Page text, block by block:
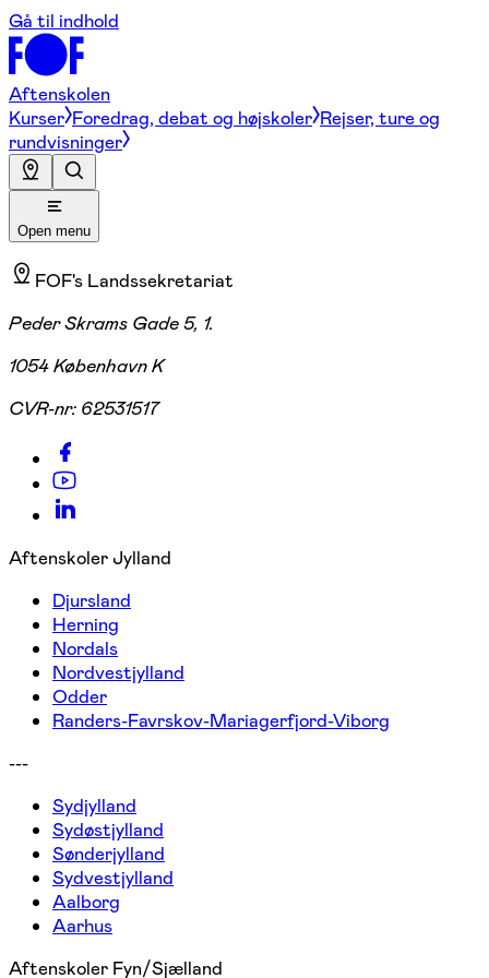
Gå til indhold
Aftenskolen
Kurser Foredrag, debat og højskoler Rejser, ture og
rundvisninger
Open menu
FOF's Landssekretariat
Peder Skrams Gade 5, 1.
1054 København K
CVR-nr: 62531517
Aftenskoler Jylland
Djursland
Herning
Nordals
Nordvestjylland
Odder
Randers-Favrskov-Mariagerfjord-Viborg
---
Sydjylland
Sydøstjylland
Sønderjylland
Sydvestjylland
Aalborg
Aarhus
Aftenskoler Fyn/Sjælland